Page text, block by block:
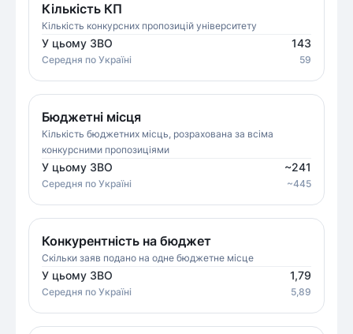
Кількість КП
Кількість конкурсних пропозицій університету
У цьому ЗВО 143
Середня по Україні 59
Бюджетні місця
Кількість бюджетних місць, розрахована за всіма
конкурсними пропозиціями
У цьому ЗВО ~241
Середня по Україні ~445
Конкурентність на бюджет
Скільки заяв подано на одне бюджетне місце
У цьому ЗВО 1,79
Середня по Україні 5,89